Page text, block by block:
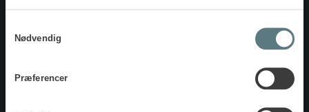
Nødvendig
Præferencer